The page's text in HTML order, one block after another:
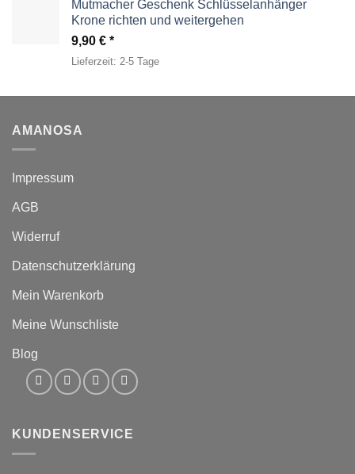
Mutmacher Geschenk Schlüsselanhänger
Krone richten und weitergehen
9,90 €
Lieferzeit: 2-5 Tage
AMANOSA
Impressum
AGB
Widerruf
Datenschutzerklärung
Mein Warenkorb
Meine Wunschliste
Blog
KUNDENSERVICE